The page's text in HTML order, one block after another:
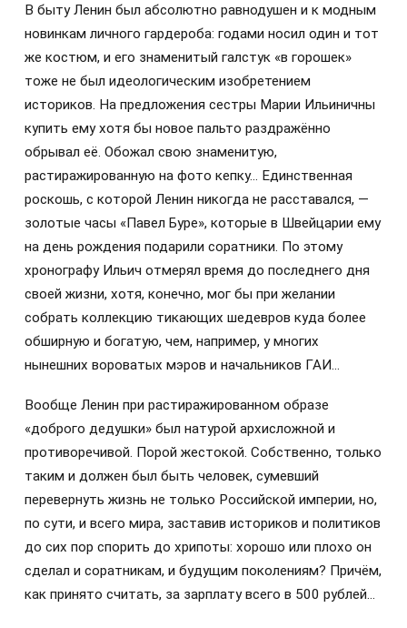
В быту Ленин был абсолютно равнодушен и к модным
новинкам личного гардероба: годами носил один и тот
же костюм, и его знаменитый галстук «в горошек»
тоже не был идеологическим изобретением
историков. На предложения сестры Марии Ильиничны
купить ему хотя бы новое пальто раздражённо
обрывал её. Обожал свою знаменитую,
растиражированную на фото кепку… Единственная
роскошь, с которой Ленин никогда не расставался, —
золотые часы «Павел Буре», которые в Швейцарии ему
на день рождения подарили соратники. По этому
хронографу Ильич отмерял время до последнего дня
своей жизни, хотя, конечно, мог бы при желании
собрать коллекцию тикающих шедевров куда более
обширную и богатую, чем, например, у многих
нынешних вороватых мэров и начальников ГАИ…
Вообще Ленин при растиражированном образе
«доброго дедушки» был натурой архисложной и
противоречивой. Порой жестокой. Собственно, только
таким и должен был быть человек, сумевший
перевернуть жизнь не только Российской империи, но,
по сути, и всего мира, заставив историков и политиков
до сих пор спорить до хрипоты: хорошо или плохо он
сделал и соратникам, и будущим поколениям? Причём,
как принято считать, за зарплату всего в 500 рублей…